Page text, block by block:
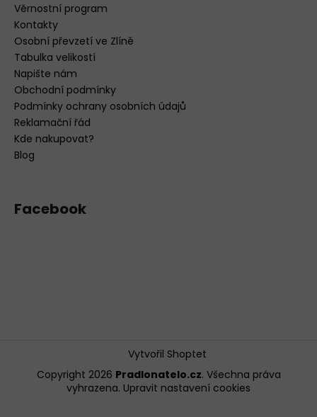
Věrnostní program
Kontakty
Osobní převzetí ve Zlíně
Tabulka velikostí
Napište nám
Obchodní podmínky
Podmínky ochrany osobních údajů
Reklamační řád
Kde nakupovat?
Blog
Facebook
Vytvořil Shoptet
Copyright 2026 Pradlonatelo.cz. Všechna práva
vyhrazena. Upravit nastavení cookies